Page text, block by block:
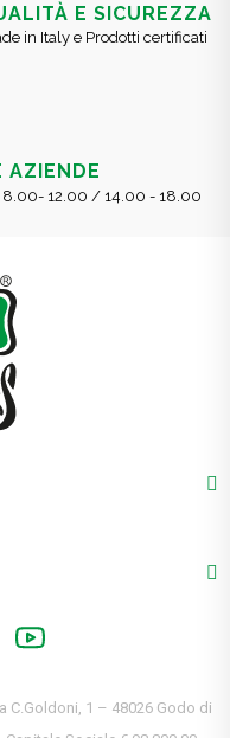
E SICUREZZA
in Italy e Prodotti certificati
AZIENDE
8.00- 12.00 / 14.00 - 18.00
C.Goldoni, 1 – 48026 Godo di